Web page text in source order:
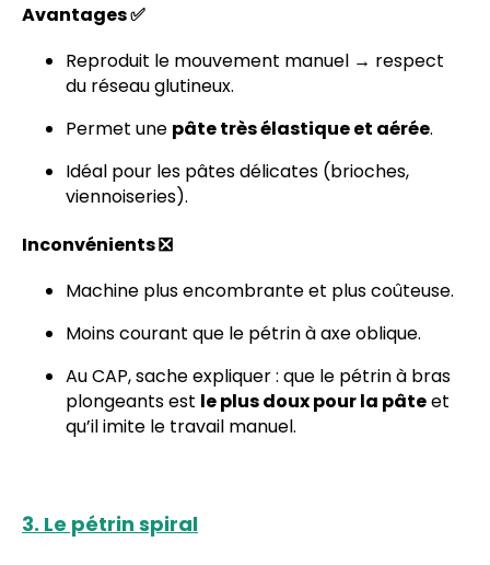
Avantages ✅
Reproduit le mouvement manuel → respect
du réseau glutineux.
Permet une pâte très élastique et aérée.
Idéal pour les pâtes délicates (brioches,
viennoiseries).
Inconvénients ❎
Machine plus encombrante et plus coûteuse.
Moins courant que le pétrin à axe oblique.
Au CAP, sache expliquer : que le pétrin à bras
plongeants est le plus doux pour la pâteet
qu’il imite le travail manuel.
3. Le pétrin spiral